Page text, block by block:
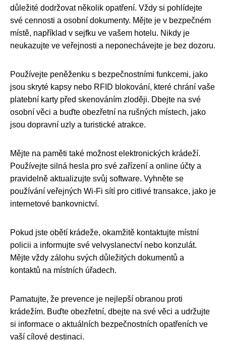
důležité dodržovat několik opatření. Vždy si pohlídejte
své cennosti a osobní dokumenty. Mějte je v bezpečném
místě, například v sejfku ve vašem hotelu. Nikdy je
neukazujte ve veřejnosti a neponechávejte je bez dozoru.
Používejte peněženku s bezpečnostními funkcemi, jako
jsou skryté kapsy nebo RFID blokování, které chrání vaše
platební karty před skenováním zloději. Dbejte na své
osobní věci a buďte obezřetní na rušných místech, jako
jsou dopravní uzly a turistické atrakce.
Mějte na paměti také možnost elektronických krádeží.
Používejte silná hesla pro své zařízení a online účty a
pravidelně aktualizujte svůj software. Vyhněte se
používání veřejných Wi-Fi sítí pro citlivé transakce, jako je
internetové bankovnictví.
Pokud jste obětí krádeže, okamžitě kontaktujte místní
policii a informujte své velvyslanectví nebo konzulát.
Mějte vždy zálohu svých důležitých dokumentů a
kontaktů na místních úřadech.
Pamatujte, že prevence je nejlepší obranou proti
krádežím. Buďte obezřetní, dbejte na své věci a udržujte
si informace o aktuálních bezpečnostních opatřeních ve
vaší cílové destinaci.